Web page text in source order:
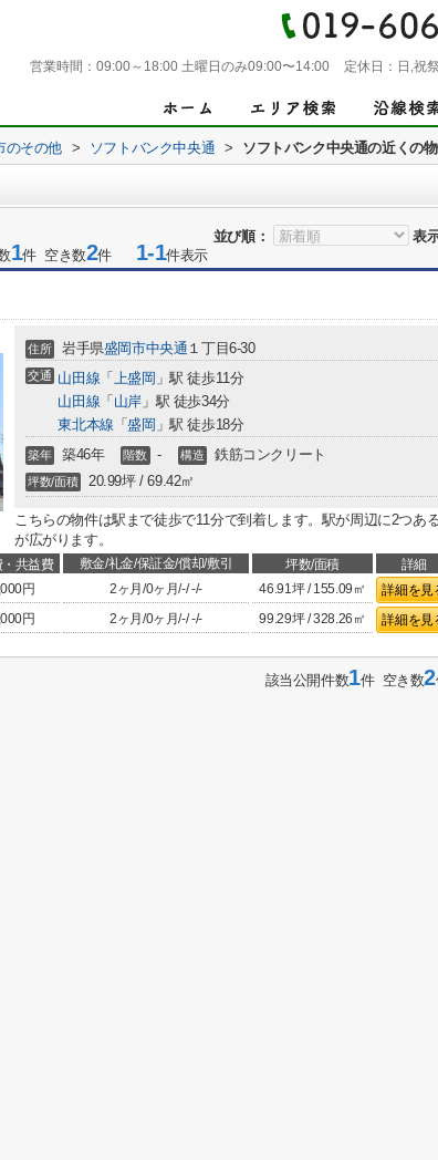
営業時間： 09:00～18:00 土曜日のみ09:00〜14:00 定休日： 日,祝
のその他 > ソフトバンク中央通 > ソフトバンク中央通の近くの
並び順： 表
1件 空き数2件 1-1件表示
住所 岩手県盛岡市中央通 １丁目6-30
交通 山田線 「 上盛岡 」駅 徒歩11分
山田線 「 山岸 」駅 徒歩34分
東北本線 「盛岡 」駅 徒歩18分
築年 築46年 階数 - 構造 鉄筋コンクリート
坪数/面積 20.99坪 / 69.42㎡
こちらの物件は駅まで徒歩で11分で到着します。駅が周辺に2つあ
が広がります。
共益費 敷金/礼金/保証金/償却/敷引 坪数/面積 詳細
円 2ヶ月 /0ヶ月/-/-/- 46.91坪 / 155.09㎡ 詳細を見
円 2ヶ月 /0ヶ月/-/-/- 99.29坪 / 328.26㎡ 詳細を見
該当公開件数1件 空き数2